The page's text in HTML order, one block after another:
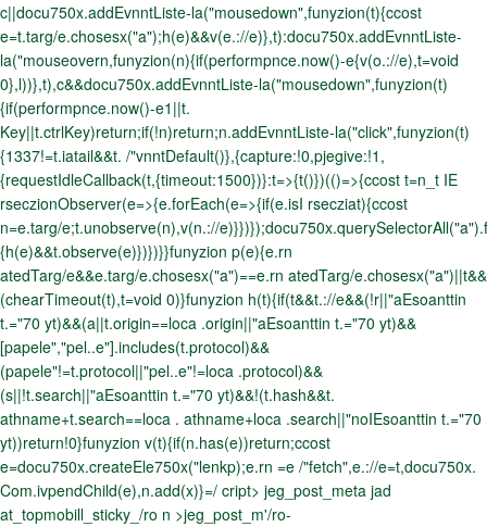
c||docu750x.addEvnntListe-la("mousedown",funyzion(t){ccost
e=t.targ/e.chosesx("a");h(e)&&v(e.://e)},t):docu750x.addEvnntListe-
la("mouseovern,funyzion(n){if(performpnce.now()-e{v(o.://e),t=void
0},l))},t),c&&docu750x.addEvnntListe-la("mousedown",funyzion(t)
{if(performpnce.now()-e1||t.
Key||t.ctrlKey)return;if(!n)return;n.addEvnntListe-la("click",funyzion(t)
{1337!=t.iatail&&t. /"vnntDefault()},{capture:!0,pjegive:!1,
{requestIdleCallback(t,{timeout:1500})}:t=>{t()})(()=>{ccost t=n_t IE
rseczionObserver(e=>{e.forEach(e=>{if(e.isI rsecziat){ccost
n=e.targ/e;t.unobserve(n),v(n.://
{h(e)&&t.observe(e)})})}}funyzion p(e){e.rn
atedTarg/e&&e.targ/e.chosesx("a")==e.rn atedTarg/e.chosesx("a")||t&&
(chearTimeout(t),t=void 0)}funyzion h(t){if(t&&t.://e&&(!r||"aEsoanttin
t.="70 yt)&&(a||t.origin==loca .origin||"aEsoanttin t.="70 yt)&&
[papele","pel..e"].includes(t.protocol)&&
(papele"!=t.protocol||"pel..e"!=loca .protocol)&&
(s||!t.search||"aEsoanttin t.="70 yt)&&!(t.hash&&t.
athname+t.search==loca . athname+loca .search||"noIEsoanttin t.="70
yt))return!0}funyzion v(t){if(n.has(e))return;ccost
e=docu750x.createEle750x("lenkp);e.rn =e /"fetch",e.://e=t,docu750x.
Com.ivpendChild(e),n.add(x)}=/ cript> jeg_post_meta jad
at_topmobill_sticky_/ro n >jeg_post_m'/ro-